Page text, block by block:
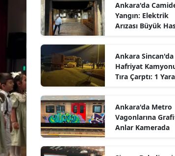
Ankara'da
Yangın: Elektrik
Arızası Büyük
Ankara Sincan'da
Hafriyat
Tıra Çarptı: 1
Ankara'da Metro
Vagonlarına
Anlar Kamerada